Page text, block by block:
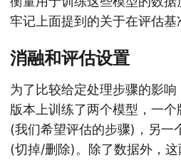
牢记上面提到的关于在评估基
消融和评估设置
为了比较给定处理步骤的影
版本上训练了两个模型，一
(我们希望评估的步骤)，另一
(切掉/删除)。除了数据外，这